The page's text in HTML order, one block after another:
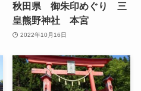
秋田県 御朱印めぐり 三
皇熊野神社 本宮
2022年10月16日